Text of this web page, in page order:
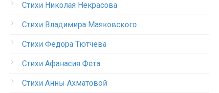
Стихи Николая Некрасова
Стихи Владимира Маяковского
Стихи Федора Тютчева
Стихи Афанасия Фета
Стихи Анны Ахматовой